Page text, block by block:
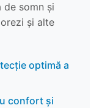
de somn și
și alte
optimă a
confort și